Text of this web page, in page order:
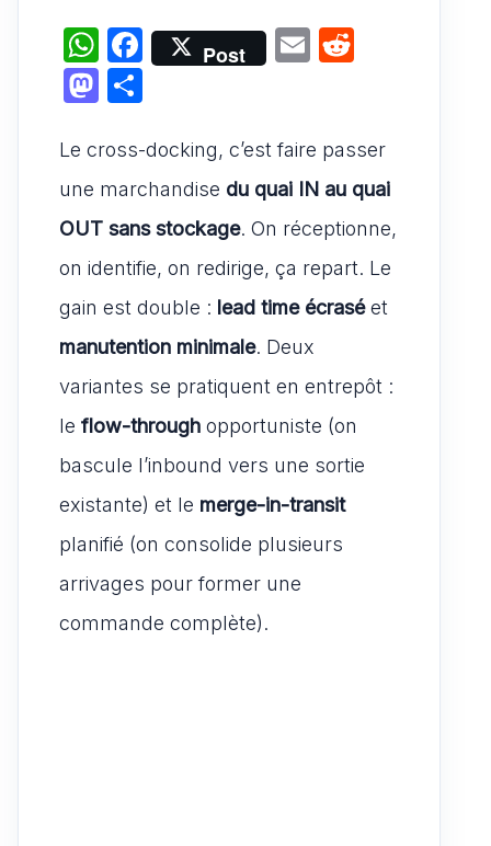
W
h
at
s
A
p
p
F
a
e
b
o
o
k
Post
E
l
di
t
M
st
o
d
o
n
ta
g
er
Le cross-docking, c’est faire passer
une marchandise du quai IN au quai
OUT sans stockage. On réceptionne,
on identifie, on redirige, ça repart. Le
gain est double : lead time écraséet
manutention minimale. Deux
variantes se pratiquent en entrepôt :
le flow-through opportuniste (on
bascule l’inbound vers une sortie
existante) et le merge-in-transit
planifié (on consolide plusieurs
arrivages pour former une
commande complète).